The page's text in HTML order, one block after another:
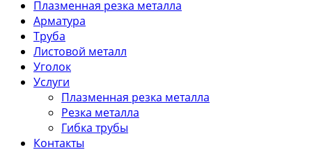
Плазменная резка металла
Арматура
Труба
Листовой металл
Уголок
Услуги
Плазменная резка металла
Резка металла
Гибка трубы
Контакты